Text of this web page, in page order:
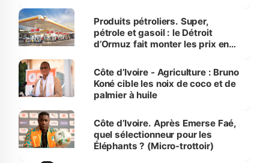
menacées
Produits pétroliers. Super,
pétrole et gasoil : le Détroit
d’Ormuz fait monter les prix en
Côte d’Ivoire - Agriculture : Bruno
Koné cible les noix de coco et de
palmier à huile
Côte d’Ivoire. Après Emerse Faé,
quel sélectionneur pour les
Éléphants ? (Micro-trottoir)